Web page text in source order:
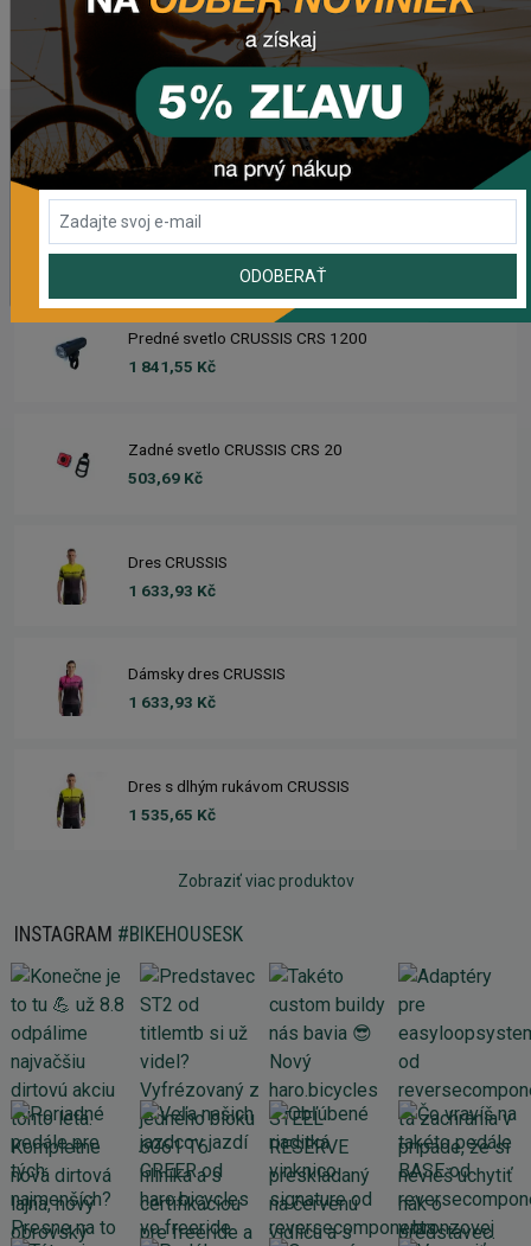
www.ctm.sk
POSLEDNÉ PRIDANÉ PRODUKTY
Brzdová páčka SHIMANO BL-MT200
318,19 Kč
Predné svetlo CRUSSIS CRS 1200
1 841,55 Kč
Zadné svetlo CRUSSIS CRS 20
503,69 Kč
Dres CRUSSIS
1 633,93 Kč
Dámsky dres CRUSSIS
1 633,93 Kč
Dres s dlhým rukávom CRUSSIS
1 535,65 Kč
Zobraziť viac produktov
INSTAGRAM #BIKEHOUSESK
ODOBERAŤ